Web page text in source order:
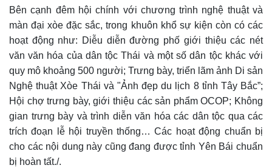
Bên cạnh đêm hội chính với chương trình nghệ thuật và
màn đại xòe đặc sắc, trong khuôn khổ sự kiện còn có các
hoạt động như: Diễu diễn đường phố giới thiệu các nét
văn văn hóa của dân tộc Thái và một số dân tộc khác với
quy mô khoảng 500 người; Trưng bày, triển lãm ảnh Di sản
Nghệ thuật Xòe Thái và "Ảnh đẹp du lịch 8 tỉnh Tây Bắc”;
Hội chợ trưng bày, giới thiệu các sản phẩm OCOP; Không
gian trưng bày và trình diễn văn hóa các dân tộc qua các
trích đoạn lễ hội truyền thống… Các hoạt động chuẩn bị
cho các nội dung này cũng đang được tỉnh Yên Bái chuẩn
bị hoàn tất./.